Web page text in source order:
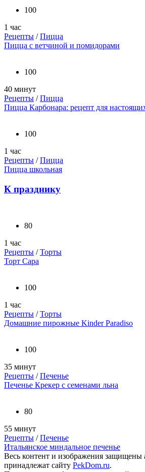
100
1 час
Рецепты /Пицца
Пицца с ветчиной и помидорами
100
40 минут
Рецепты /Пицца
Пицца Карбонара: рецепт для
100
1 час
Рецепты /Пицца
Пицца школьная
К празднику
80
1 час
Рецепты /Торты
Торт Сара
100
1 час
Рецепты /Торты
Домашние пирожные Kinder Paradiso
100
35 минут
Рецепты /Печенье
Печенье Крекер с семенами льна
80
55 минут
Рецепты /Печенье
Итальянское миндальное печенье
Весь контент и изображения защищены
принадлежат сайту PekDom.ru.